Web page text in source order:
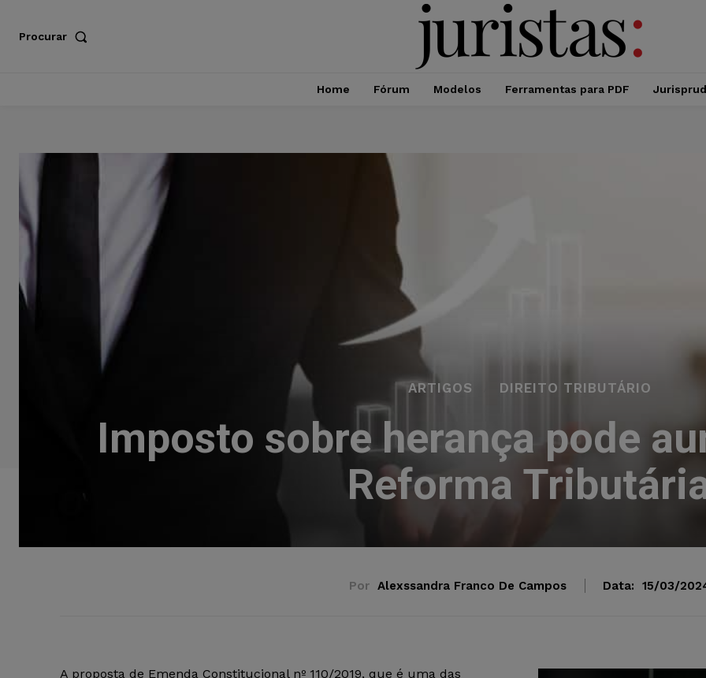
Procurar
Home Fórum Modelos Ferramentas para PDF
ARTIGOS DIREITO TRIBUTÁRIO
Imposto sobre herança pode
Reforma
Por Alexssandra Franco De Campos Data: 15/03/
A proposta de Emenda Constitucional nº 110/2019, que é uma das